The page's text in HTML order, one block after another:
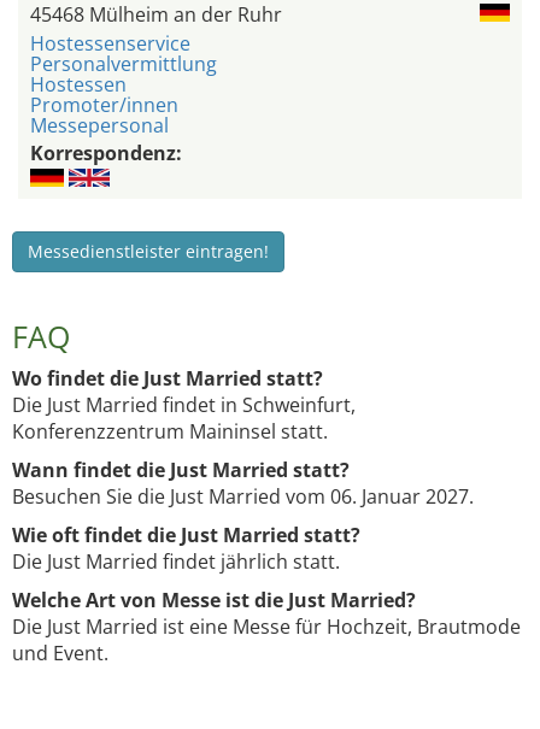
45468 Mülheim an der Ruhr
Hostessenservice
Personalvermittlung
Hostessen
Promoter/innen
Messepersonal
Korrespondenz:
Messedienstleister eintragen!
FAQ
Wo findet die Just Married statt?
Die Just Married findet in Schweinfurt,
Konferenzzentrum Maininsel statt.
Wann findet die Just Married statt?
Besuchen Sie die Just Married vom 06. Januar 2027.
Wie oft findet die Just Married statt?
Die Just Married findet jährlich statt.
Welche Art von Messe ist die Just Married?
Die Just Married ist eine Messe für Hochzeit, Brautmode
und Event.